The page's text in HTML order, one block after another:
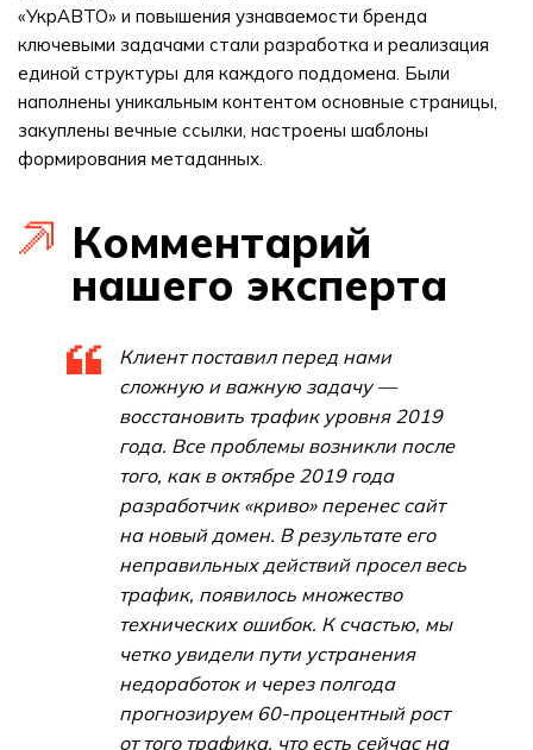
«УкрАВТО» и повышения узнаваемости бренда
ключевыми задачами стали разработка и реализация
единой структуры для каждого поддомена. Были
наполнены уникальным контентом основные страницы,
закуплены вечные ссылки, настроены шаблоны
формирования метаданных.
Комментарий
нашего эксперта
Клиент поставил перед нами
сложную и важную задачу —
восстановить трафик уровня 2019
года. Все проблемы возникли после
того, как в октябре 2019 года
разработчик «криво» перенес сайт
на новый домен. В результате его
неправильных действий просел весь
трафик, появилось множество
технических ошибок. К счастью, мы
четко увидели пути устранения
недоработок и через полгода
прогнозируем 60-процентный рост
от того трафика, что есть сейчас на